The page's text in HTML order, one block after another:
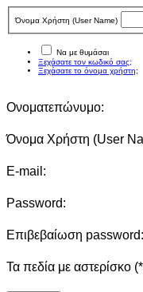
Όνομα Χρήστη (User Νame)
Να με θυμάσαι
Ξεχάσατε τον κωδικό σας;
Ξεχάσατε το όνομα χρήστη;
Ονοματεπώνυμο:
Όνομα Χρήστη (User
E-mail:
Password:
Επιβεβαίωση password:
Τα πεδία με αστερίσκο